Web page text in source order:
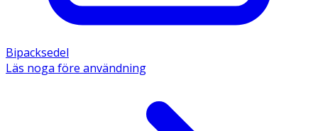
Bipacksedel
Läs noga före användning